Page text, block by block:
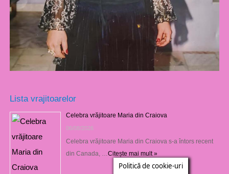
Lista vrajitoarelor
Celebra vrăjitoare Maria din Craiova
06/08/2026
Celebra vrăjitoare Maria din Craiova s-a întors recent
din Canada, … Citește mai mult »
Politică de cookie-uri